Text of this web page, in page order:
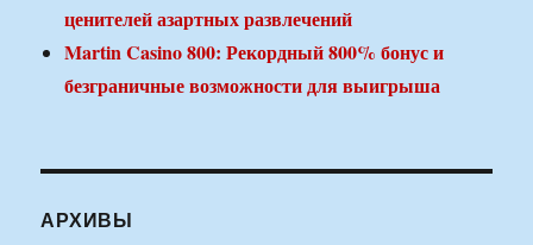
ценителей азартных развлечений
Martin Casino 800: Рекордный 800% бонус и
безграничные возможности для выигрыша
АРХИВЫ